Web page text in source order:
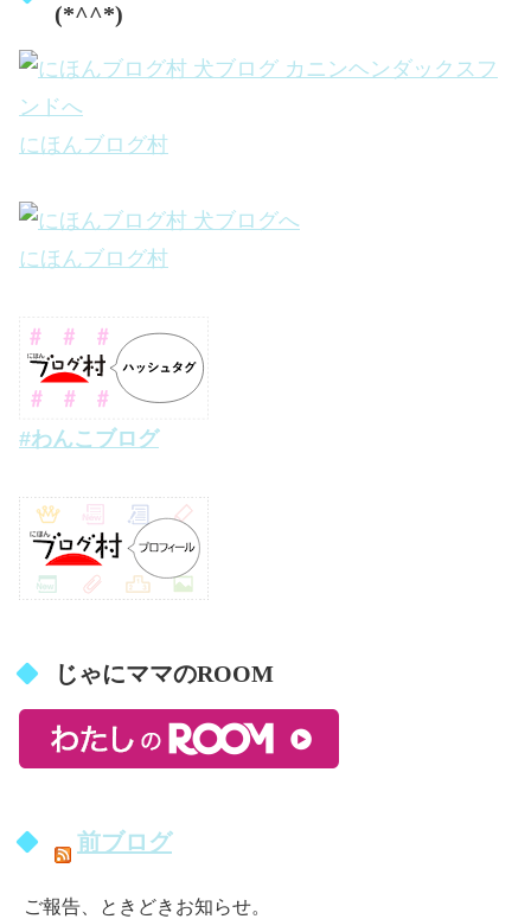
(*^^*)
にほんブログ村
にほんブログ村
#わんこブログ
じゃにママのROOM
前ブログ
ご報告、ときどきお知らせ。